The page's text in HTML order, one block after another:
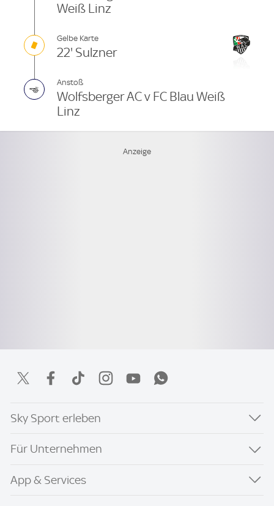
Weiß Linz
Gelbe Karte
22' Sulzner
Anstoß
Wolfsberger AC v FC Blau Weiß
Linz
Sky Sport erleben
Für Unternehmen
App & Services